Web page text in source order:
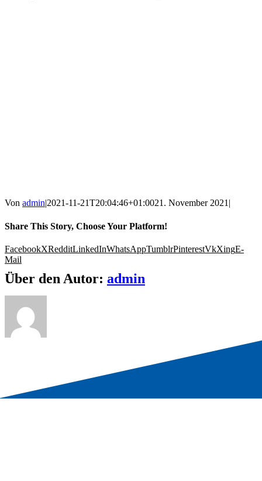
Von admin|2021-11-21T20:04:46+01:0021. November 2021|
Share This Story, Choose Your Platform!
FacebookXRedditLinkedInWhatsAppTumblrPinterestVkXingE-
Mail
Über den Autor: admin